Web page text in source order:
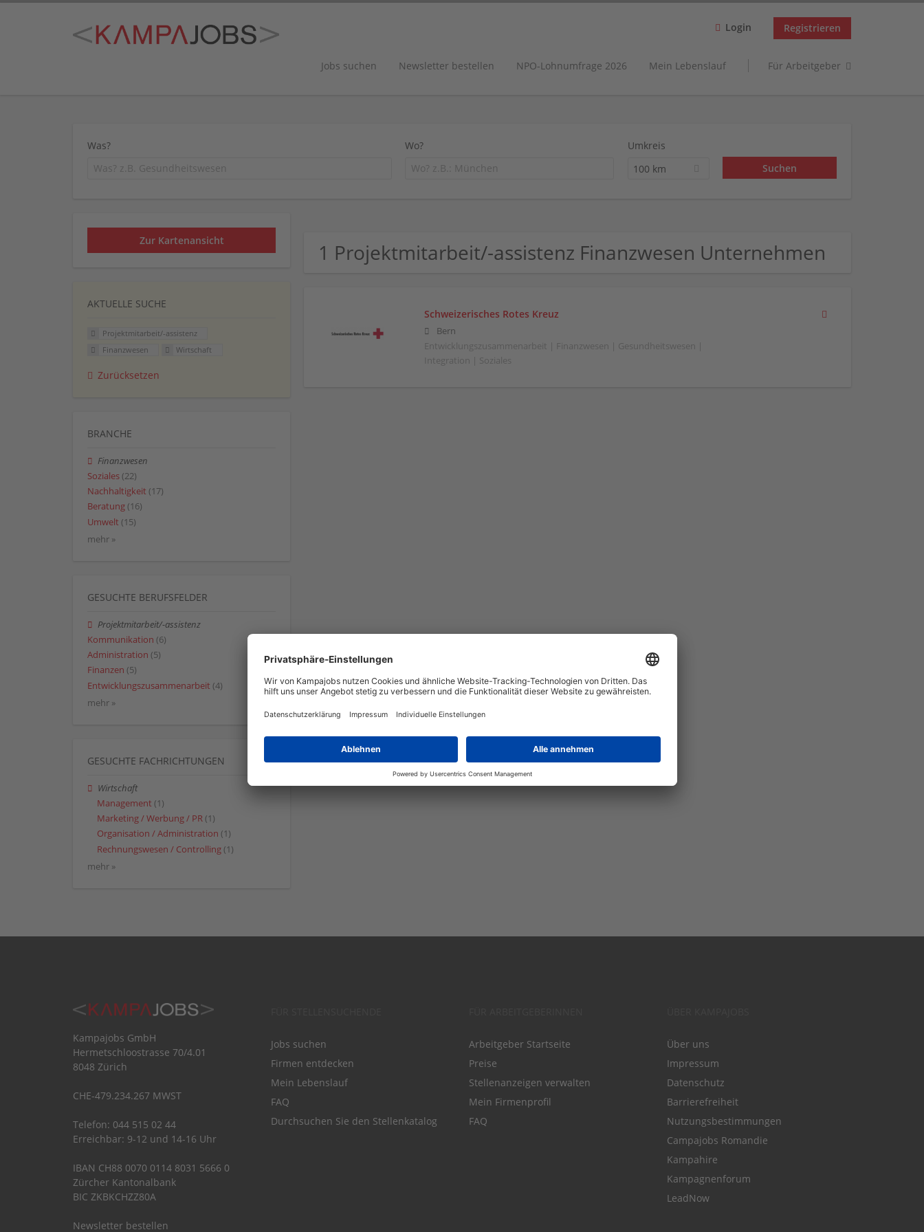
Login Registrieren
Jobs suchen Newsletter bestellen NPO-Lohnumfrage 2026 Mein Lebenslauf Für Arbeitgeber
Was? Wo?
Umkreis
100 km
1 Projektmitarbeit/-assistenz Finanzwesen Unternehmen
Schweizerisches Rotes Kreuz
Bern
Entwicklungszusammenarbeit | Finanzwesen | Gesundheitswesen |
Integration | Soziales
Zur Kartenansicht
AKTUELLE SUCHE
Projektmitarbeit/-assistenz
Finanzwesen
Wirtschaft
Zurücksetzen
BRANCHE
Finanzwesen
Soziales (22)
Nachhaltigkeit (17)
Beratung (16)
Umwelt (15)
mehr »
GESUCHTE BERUFSFELDER
Projektmitarbeit/-assistenz
Kommunikation (6)
Administration (5)
Finanzen (5)
Entwicklungszusammenarbeit (4)
mehr »
GESUCHTE FACHRICHTUNGEN
Wirtschaft
Management (1)
Marketing / Werbung / PR (1)
Organisation / Administration (1)
Rechnungswesen / Controlling (1)
mehr »
Kampajobs GmbH
Hermetschloostrasse 70/4.01
8048 Zürich
CHE-479.234.267 MWST
Telefon: 044 515 02 44
Erreichbar: 9-12 und 14-16 Uhr
IBAN CH88 0070 0114 8031 5666 0
Zürcher Kantonalbank
BIC ZKBKCHZZ80A
Newsletter bestellen
Jobs suchen
Firmen entdecken
Mein Lebenslauf
FAQ
Durchsuchen Sie den Stellenkatalog
Arbeitgeber Startseite
Preise
Stellenanzeigen verwalten
Mein Firmenprofil
FAQ
Über uns
Impressum
Datenschutz
Barrierefreiheit
Nutzungsbestimmungen
Campajobs Romandie
Kampahire
Kampagnenforum
LeadNow